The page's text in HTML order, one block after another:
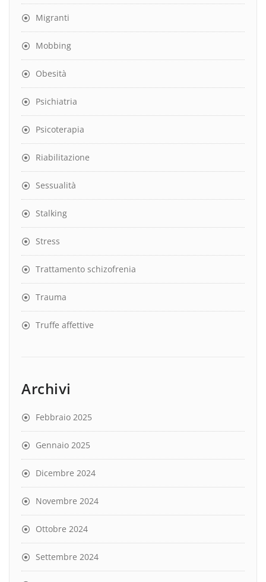
Migranti
Mobbing
Obesità
Psichiatria
Psicoterapia
Riabilitazione
Sessualità
Stalking
Stress
Trattamento schizofrenia
Trauma
Truffe affettive
Archivi
Febbraio 2025
Gennaio 2025
Dicembre 2024
Novembre 2024
Ottobre 2024
Settembre 2024